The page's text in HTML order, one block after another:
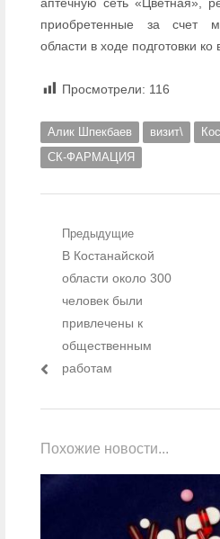
приобретенные за счет
области в ходе подготовки
Просмотрели: 116
Алик Шпекбаев визит\
СК-ФАРМАЦИЯ
Навигация по
Предыдущие
Предыдущий пост:
В Костанайской
области около 300
человек были
привлечены к
общественным
работам
Похожие новости...